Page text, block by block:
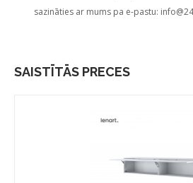
sazināties ar mums pa e-pastu:
SAISTĪTĀS PRECES